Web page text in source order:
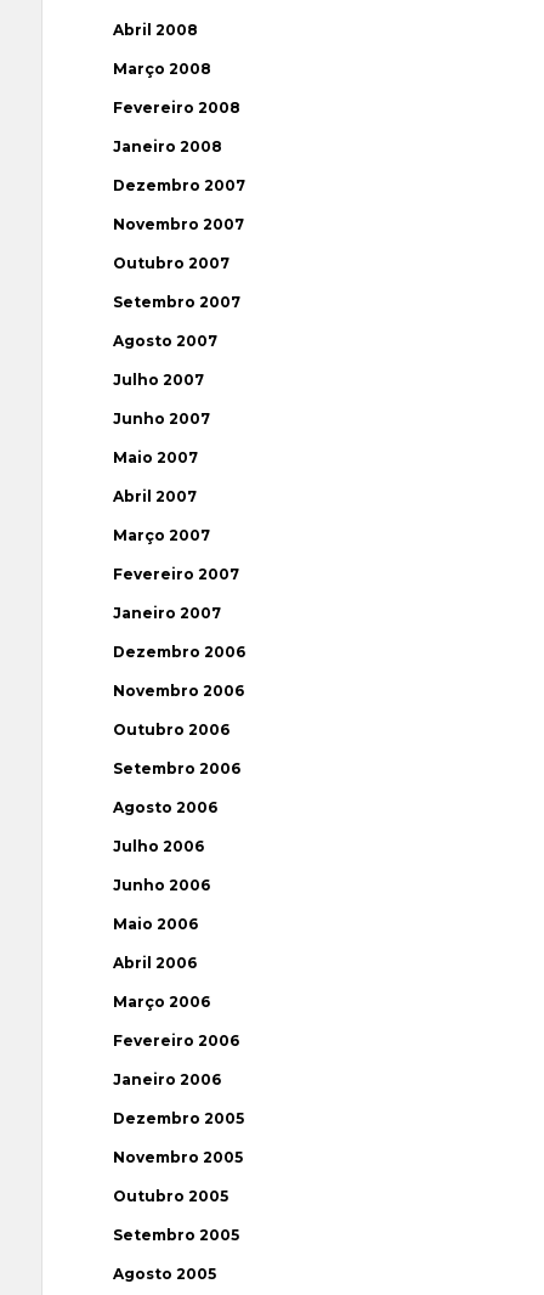
Abril 2008
Março 2008
Fevereiro 2008
Janeiro 2008
Dezembro 2007
Novembro 2007
Outubro 2007
Setembro 2007
Agosto 2007
Julho 2007
Junho 2007
Maio 2007
Abril 2007
Março 2007
Fevereiro 2007
Janeiro 2007
Dezembro 2006
Novembro 2006
Outubro 2006
Setembro 2006
Agosto 2006
Julho 2006
Junho 2006
Maio 2006
Abril 2006
Março 2006
Fevereiro 2006
Janeiro 2006
Dezembro 2005
Novembro 2005
Outubro 2005
Setembro 2005
Agosto 2005